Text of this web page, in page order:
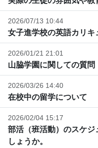
2026/07/13 10:44
女子進学校の英語カリキ
2026/01/21 21:01
山脇学園に関しての質問
2026/03/26 14:40
在校中の留学について
2026/02/04 15:17
部活（班活動）のスケ
しょうか。